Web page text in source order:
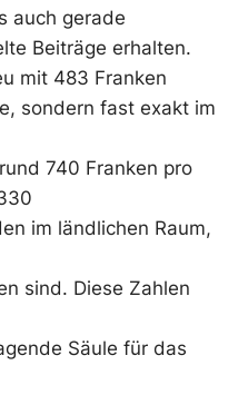
auch gerade
Beiträge erhalten.
mit 483 Franken
sondern fast exakt im
740 Franken pro
im ländlichen Raum,
sind. Diese Zahlen
Säule für das